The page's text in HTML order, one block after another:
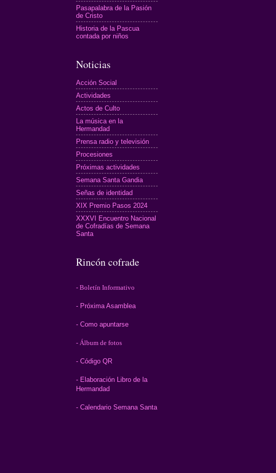
Pasapalabra de la Pasión
de Cristo
Historia de la Pascua
contada por niños
Noticias
Acción Social
Actividades
Actos de Culto
La música en la
Hermandad
Prensa radio y televisión
Procesiones
Próximas actividades
Semana Santa Gandia
Señas de identidad
XIX Premio Pasos 2024
XXXVI Encuentro Nacional
de Cofradías de Semana
Santa
Rincón cofrade
- Boletín Informativo
- Próxima Asamblea
- Como apuntarse
- Álbum de fotos
- Código QR
- Elaboración Libro de la
Hermandad
- Calendario Semana Santa